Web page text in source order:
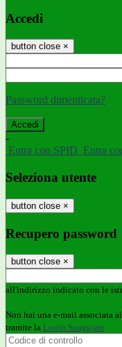
Accedi
button close ×
Password dimenticata?
-
Entra con SPID Entra
Seleziona utente
button close ×
Recupero password
button close ×
all'indirizzo indicato con le
Non hai una e-mail associata
tramite la Login Spaggiari